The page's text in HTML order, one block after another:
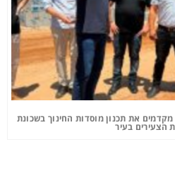
את תכנון מוסדות החינוך בשכונת
הצעירים בעיר